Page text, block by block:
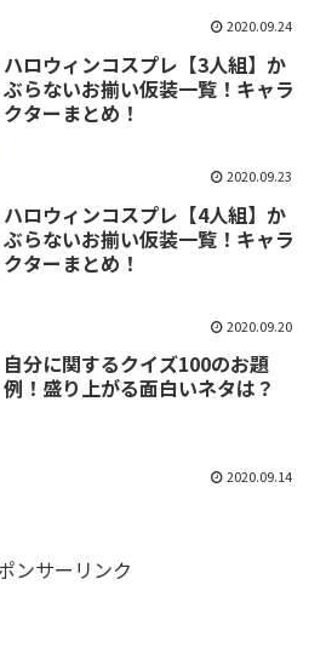
2020.09.24
ハロウィンコスプレ【3人組】か
ぶらないお揃い仮装一覧！キャラ
クターまとめ！
2020.09.23
ハロウィンコスプレ【4人組】か
ぶらないお揃い仮装一覧！キャラ
クターまとめ！
2020.09.20
自分に関するクイズ100のお題
例！盛り上がる面白いネタは？
2020.09.14
ンサーリンク